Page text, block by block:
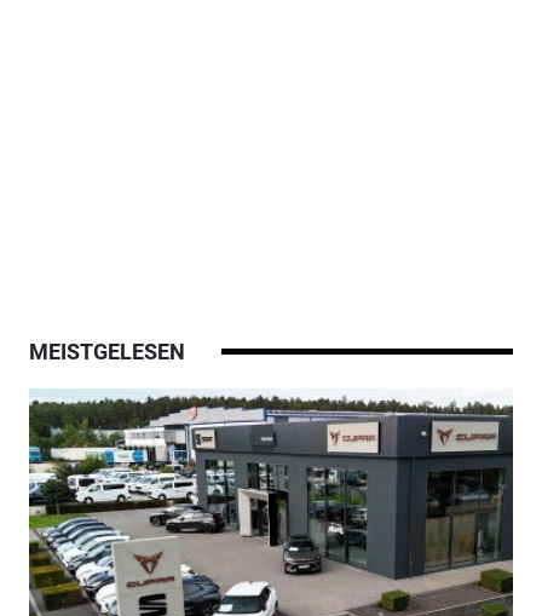
MEISTGELESEN